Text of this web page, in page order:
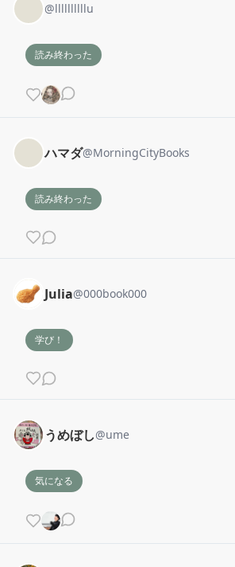
@llllllllllu
読み終わった
ハマダ@MorningCityBooks
読み終わった
Julia@000book000
学び！
うめぼし@ume
気になる